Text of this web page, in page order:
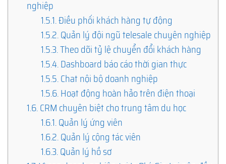
nghiệp
1.5.1.Điều phối khách hàng tự động
1.5.2.Quản lý đội ngũ telesale chuyên nghiệp
1.5.3.Theo dõi tỷ lệ chuyển đổi khách hàng
1.5.4.Dashboard báo cáo thời gian thực
1.5.5.Chat nội bộ doanh nghiệp
1.5.6.Hoạt động hoàn hảo trên điện thoại
1.6.CRM chuyên biệt cho trung tâm du học
1.6.1.Quản lý ứng viên
1.6.2.Quản lý cộng tác viên
1.6.3.Quản lý hồ sơ